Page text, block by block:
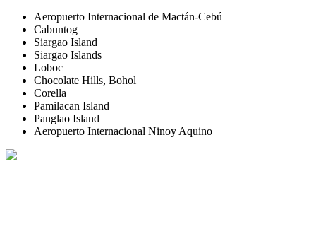
Aeropuerto Internacional de Mactán-Cebú
Cabuntog
Siargao Island
Siargao Islands
Loboc
Chocolate Hills, Bohol
Corella
Pamilacan Island
Panglao Island
Aeropuerto Internacional Ninoy Aquino